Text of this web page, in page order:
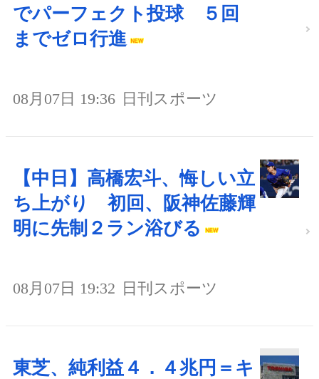
でパーフェクト投球 ５回
までゼロ行進
08月07日 19:36 日刊スポーツ
【中日】高橋宏斗、悔しい立
ち上がり 初回、阪神佐藤輝
明に先制２ラン浴びる
08月07日 19:32 日刊スポーツ
東芝、純利益４．４兆円＝キ